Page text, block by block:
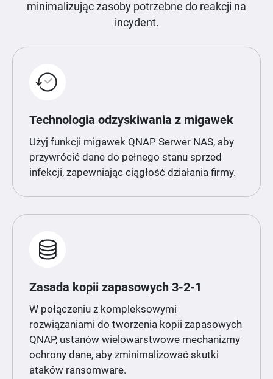
minimalizując zasoby potrzebne do reakcji na
incydent.
Technologia odzyskiwania z migawek
Użyj funkcji migawek QNAP Serwer NAS, aby
przywrócić dane do pełnego stanu sprzed
infekcji, zapewniając ciągłość działania firmy.
Zasada kopii zapasowych 3-2-1
W połączeniu z kompleksowymi
rozwiązaniami do tworzenia kopii zapasowych
QNAP, ustanów wielowarstwowe mechanizmy
ochrony dane, aby zminimalizować skutki
ataków ransomware.